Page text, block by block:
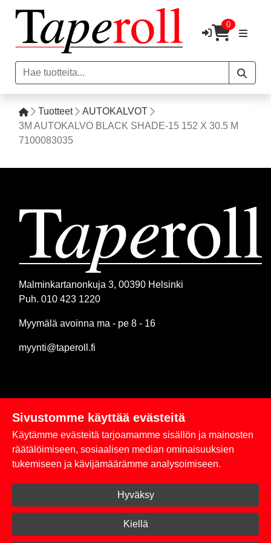
0
Tuotteet
AUTOKALVOT
3M AUTOKALVO BLACK SHADE-15 152 X 30.5 M
7100083035
Malminkartanonkuja 3, 00390 Helsinki
Puh. 010 423 1220
Myymälä avoinna ma - pe 8 - 16
myynti@taperoll.fi
Linkit
Rekisteriseloste
Toimitus- ja maksuehdot
Kirjaudu sisään
Sivustomme käyttää evästeitä
Käytämme evästeitä tarjoamamme sisällön ja mainosten
räätälöimiseen, sosiaalisen median ominaisuuksien
tukemiseen ja kävijämäärämme analysoimiseen.
Hyväksy
Kiellä